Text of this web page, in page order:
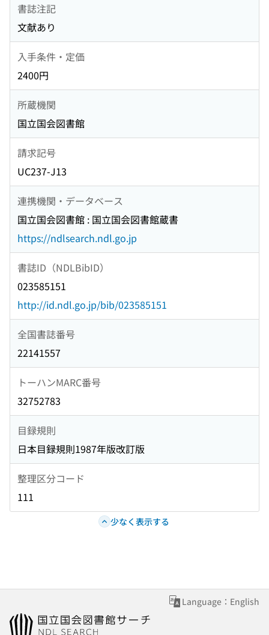
書誌注記
文献あり
入手条件・定価
2400円
所蔵機関
国立国会図書館
請求記号
UC237-J13
連携機関・データベース
国立国会図書館 : 国立国会図書館蔵書
https://ndlsearch.ndl.go.jp
書誌ID（NDLBibID）
023585151
http://id.ndl.go.jp/bib/023585151
全国書誌番号
22141557
トーハンMARC番号
32752783
目録規則
日本目録規則1987年版改訂版
整理区分コード
111
少なく表示する
Language：English